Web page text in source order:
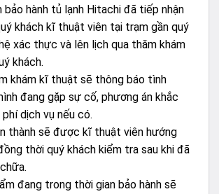
hành tủ lạnh Hitachi đã tiếp nhận
khách kĩ thuật viên tại trạm gần quý
xác thực và lên lịch qua thăm khám
khách.
khám kĩ thuật sẽ thông báo tình
đang gặp sự cố, phương án khắc
dịch vụ nếu có.
thành sẽ được kĩ thuật viên hướng
thời quý khách kiểm tra sau khi đã
đang trong thời gian bảo hành sẽ